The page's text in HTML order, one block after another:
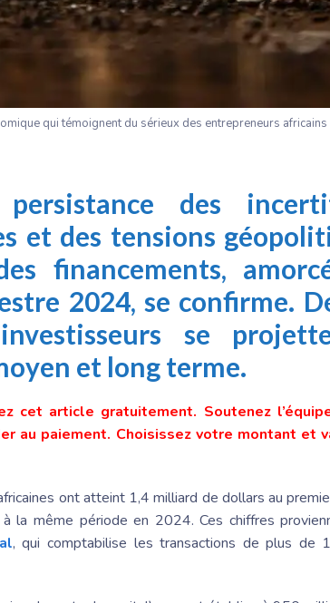
qui témoignent du sérieux des entrepreneurs
des
et des tensions
financements,
2024, se confirme.
se
et long terme.
cet article gratuitement. Soutenez
au paiement. Choisissez votre montant et
ont atteint 1,4 milliard de dollars au
la même période en 2024. Ces chiffres
, qui comptabilise les transactions de plus de